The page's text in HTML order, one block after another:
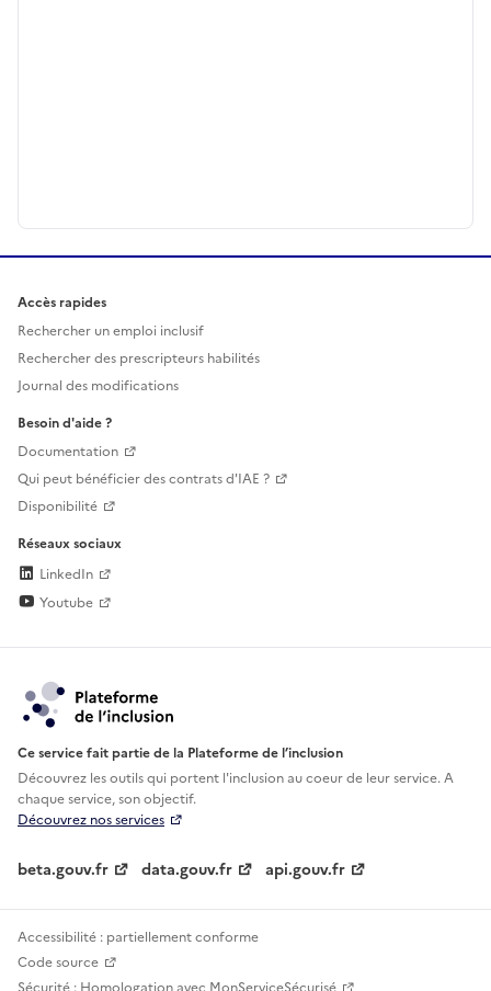
Accès rapides
Rechercher un emploi inclusif
Rechercher des prescripteurs habilités
Journal des modifications
Besoin d'aide ?
Documentation
Qui peut bénéficier des contrats d'IAE ?
Disponibilité
Réseaux sociaux
LinkedIn
Youtube
Ce service fait partie de la Plateforme de l’inclusion
Découvrez les outils qui portent l'inclusion aucoeur de leur service. A
chaque service, son objectif.
Découvrez nos services
beta.gouv.fr data.gouv.fr api.gouv.fr
Accessibilité : partiellement conforme
Code source